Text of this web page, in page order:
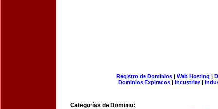
Registro de Dominios| Web Hosting |
Dominios Expirados | Industrias |
Categorías de Dominio: